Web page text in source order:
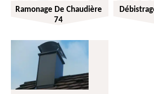
Ramonage De Chaudière
74